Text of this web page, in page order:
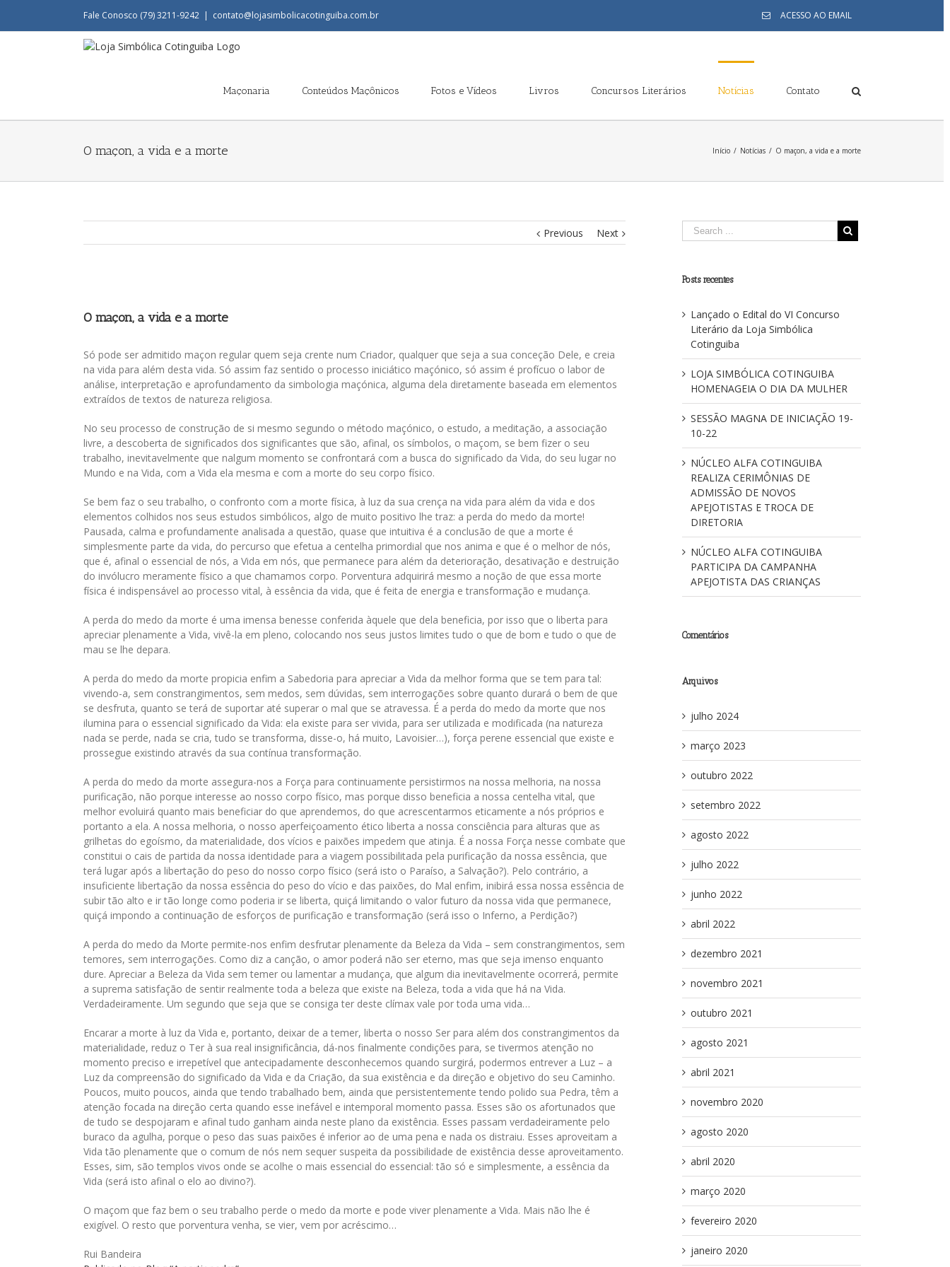
Fale Conosco (79) 3211-9242 | contato@lojasimbolicacotinguiba.com.br ACESSO AO EMAIL
Maçonaria Conteúdos Maçônicos Fotos e Vídeos Livros Concursos Literários Notícias Contato
O maçon, a vida e a morte Início / Notícias / O maçon, a vida e a morte
Previous Next
Image
O maçon, a vida e a morte
Só pode ser admitido maçon regular quem seja crente num Criador, qualquer que seja a sua conceção Dele, e creia
na vida para além desta vida. Só assim faz sentido o processo iniciático maçónico, só assim é profícuo o labor de
análise, interpretação e aprofundamento da simbologia maçónica, alguma dela diretamente baseada em elementos
extraídos de textos de natureza religiosa.
No seu processo de construção de si mesmo segundo o método maçónico, o estudo, a meditação, a associação
livre, a descoberta de significados dos significantes que são, afinal, os símbolos, o maçom, se bem fizer o seu
trabalho, inevitavelmente que nalgum momento se confrontará com a busca do significado da Vida, do seu lugar no
Mundo e na Vida, com a Vida ela mesma e com a morte do seu corpo físico.
Se bem faz o seu trabalho, o confronto com a morte física, à luz da sua crença na vida para além da vida e dos
elementos colhidos nos seus estudos simbólicos, algo de muito positivo lhe traz: a perda do medo da morte!
Pausada, calma e profundamente analisada a questão, quase que intuitiva é a conclusão de que a morte é
simplesmente parte da vida, do percurso que efetua a centelha primordial que nos anima e que é o melhor de nós,
que é, afinal o essencial de nós, a Vida em nós, que permanece para além da deterioração, desativação e destruição
do invólucro meramente físico a que chamamos corpo. Porventura adquirirá mesmo a noção de que essa morte
física é indispensável ao processo vital, à essência da vida, que é feita de energia e transformação e mudança.
A perda do medo da morte é uma imensa benesse conferida àquele que dela beneficia, por isso que o liberta para
apreciar plenamente a Vida, vivê-la em pleno, colocando nos seus justos limites tudo o que de bom e tudo o que de
mau se lhe depara.
A perda do medo da morte propicia enfim a Sabedoria para apreciar a Vida da melhor forma que se tem para tal:
vivendo-a, sem constrangimentos, sem medos, sem dúvidas, sem interrogações sobre quanto durará o bem de que
se desfruta, quanto se terá de suportar até superar o mal que se atravessa. É a perda do medo da morte que nos
ilumina para o essencial significado da Vida: ela existe para ser vivida, para ser utilizada e modificada (na natureza
nada se perde, nada se cria, tudo se transforma, disse-o, há muito, Lavoisier…), força perene essencial que existe e
prossegue existindo através da sua contínua transformação.
A perda do medo da morte assegura-nos a Força para continuamente persistirmos na nossa melhoria, na nossa
purificação, não porque interesse ao nosso corpo físico, mas porque disso beneficia a nossa centelha vital, que
melhor evoluirá quanto mais beneficiar do que aprendemos, do que acrescentarmos eticamente a nós próprios e
portanto a ela. A nossa melhoria, o nosso aperfeiçoamento ético liberta a nossa consciência para alturas que as
grilhetas do egoísmo, da materialidade, dos vícios e paixões impedem que atinja. É a nossa Força nesse combate que
constitui o cais de partida da nossa identidade para a viagem possibilitada pela purificação da nossa essência, que
terá lugar após a libertação do peso do nosso corpo físico (será isto o Paraíso, a Salvação?). Pelo contrário, a
insuficiente libertação da nossa essência do peso do vício e das paixões, do Mal enfim, inibirá essa nossa essência de
subir tão alto e ir tão longe como poderia ir se liberta, quiçá limitando o valor futuro da nossa vida que permanece,
quiçá impondo a continuação de esforços de purificação e transformação (será isso o Inferno, a Perdição?)
A perda do medo da Morte permite-nos enfim desfrutar plenamente da Beleza da Vida – sem constrangimentos, sem
temores, sem interrogações. Como diz a canção, o amor poderá não ser eterno, mas que seja imenso enquanto
dure. Apreciar a Beleza da Vida sem temer ou lamentar a mudança, que algum dia inevitavelmente ocorrerá, permite
a suprema satisfação de sentir realmente toda a beleza que existe na Beleza, toda a vida que há na Vida.
Verdadeiramente. Um segundo que seja que se consiga ter deste clímax vale por toda uma vida…
Encarar a morte à luz da Vida e, portanto, deixar de a temer, liberta o nosso Ser para além dos constrangimentos da
materialidade, reduz o Ter à sua real insignificância, dá-nos finalmente condições para, se tivermos atenção no
momento preciso e irrepetível que antecipadamente desconhecemos quando surgirá, podermos entrever a Luz – a
Luz da compreensão do significado da Vida e da Criação, da sua existência e da direção e objetivo do seu Caminho.
Poucos, muito poucos, ainda que tendo trabalhado bem, ainda que persistentemente tendo polido sua Pedra, têm a
atenção focada na direção certa quando esse inefável e intemporal momento passa. Esses são os afortunados que
de tudo se despojaram e afinal tudo ganham ainda neste plano da existência. Esses passam verdadeiramente pelo
buraco da agulha, porque o peso das suas paixões é inferior ao de uma pena e nada os distraiu. Esses aproveitam a
Vida tão plenamente que o comum de nós nem sequer suspeita da possibilidade de existência desse aproveitamento.
Esses, sim, são templos vivos onde se acolhe o mais essencial do essencial: tão só e simplesmente, a essência da
Vida (será isto afinal o elo ao divino?).
O maçom que faz bem o seu trabalho perde o medo da morte e pode viver plenamente a Vida. Mais não lhe é
exigível. O resto que porventura venha, se vier, vem por acréscimo…
Rui Bandeira
Posts recentes
Lançado o Edital do VI Concurso
Literário da Loja Simbólica
Cotinguiba
LOJA SIMBÓLICA COTINGUIBA
HOMENAGEIA O DIA DA MULHER
SESSÃO MAGNA DE INICIAÇÃO 19-
10-22
NÚCLEO ALFA COTINGUIBA
REALIZA CERIMÔNIAS DE
ADMISSÃO DE NOVOS
APEJOTISTAS E TROCA DE
DIRETORIA
NÚCLEO ALFA COTINGUIBA
PARTICIPA DA CAMPANHA
APEJOTISTA DAS CRIANÇAS
Comentários
Arquivos
julho 2024
março 2023
outubro 2022
setembro 2022
agosto 2022
julho 2022
junho 2022
abril 2022
dezembro 2021
novembro 2021
outubro 2021
agosto 2021
abril 2021
novembro 2020
agosto 2020
abril 2020
março 2020
fevereiro 2020
janeiro 2020